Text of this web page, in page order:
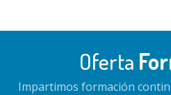
Oferta
Impartimos formación